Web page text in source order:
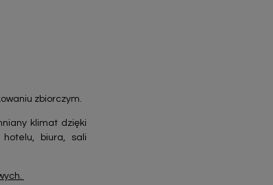
zbiorczym.
klimat dzięki
biura, sali